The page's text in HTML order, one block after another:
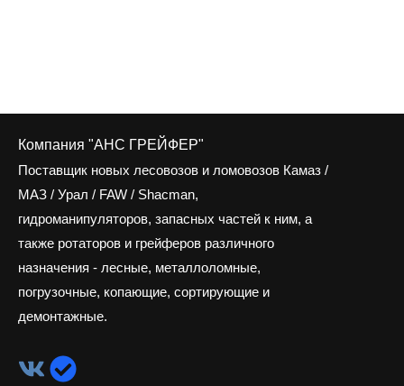
Компания "АНС ГРЕЙФЕР"
Поставщик новых лесовозов и ломовозов Камаз /
МАЗ / Урал / FAW / Shacman,
гидроманипуляторов, запасных частей к ним, а
также ротаторов и грейферов различного
назначения - лесные, металлоломные,
погрузочные, копающие, сортирующие и
демонтажные.